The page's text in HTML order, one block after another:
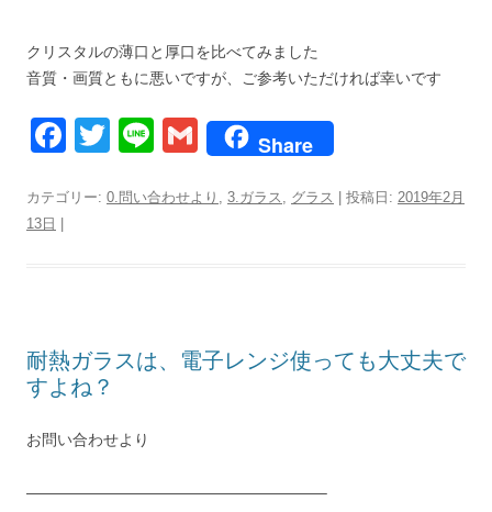
クリスタルの薄口と厚口を比べてみました
音質・画質ともに悪いですが、ご参考いただければ幸いです
F
c
o
k
T
tt
Li
e
G
ail
Share
カテゴリー: 0.問い合わせより , 3.ガラス , グラス | 投稿日: 2019年2月
13日
耐熱ガラスは、電子レンジ使っても大丈夫で
すよね？
お問い合わせより
———————————————————–